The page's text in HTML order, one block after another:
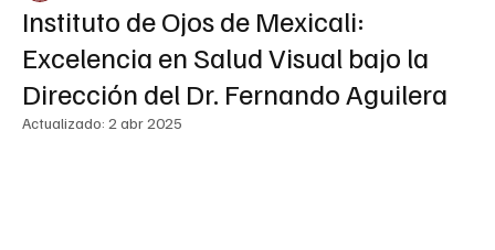
Instituto de Ojos de Mexicali:
Excelencia en Salud Visual bajo la
Dirección del Dr. Fernando Aguilera
Actualizado: 2 abr 2025